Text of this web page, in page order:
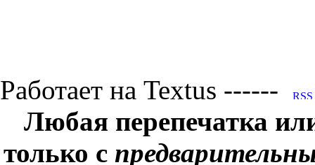
Работает на Textus ------
Любая перепечатка
только с